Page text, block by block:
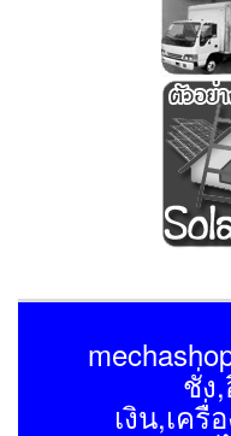
ชั่ง
เงิน,เค